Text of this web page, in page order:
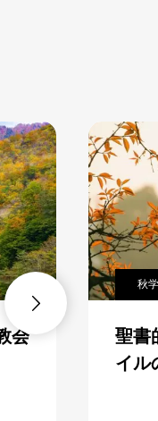
秋学期後期
聖書的
イルの変
